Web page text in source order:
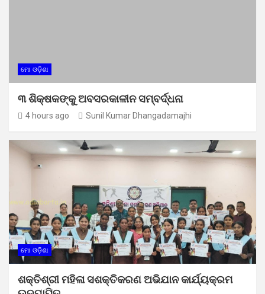
ମୋ ଓଡ଼ିଶା
୩ ଶିକ୍ଷକଙ୍କୁ ଅବସରକାଳୀନ ସମ୍ବର୍ଦ୍ଧନା
4 hours ago Sunil Kumar Dhangadamajhi
ମୋ ଓଡ଼ିଶା
ଶକ୍ତିଶ୍ରୀ ମହିଳା ସଶକ୍ତିକରଣ ଅଭିଯାନ କାର୍ଯ୍ୟକ୍ରମ